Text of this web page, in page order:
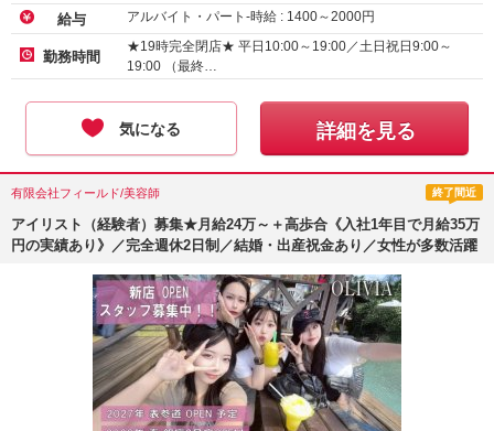
給与 アルバイト・パート-時給 : 1400～2000円
勤務時間
★19時完全閉店★ 平日10:00～19:00／土日祝日9:00～
19:00 （最終…
気になる 詳細を見る
有限会社フィールド/美容師 終了間近
アイリスト（経験者）募集★月給24万～＋高歩合《入社1年目で月給35万
円の実績あり》／完全週休2日制／結婚・出産祝金あり／女性が多数活躍